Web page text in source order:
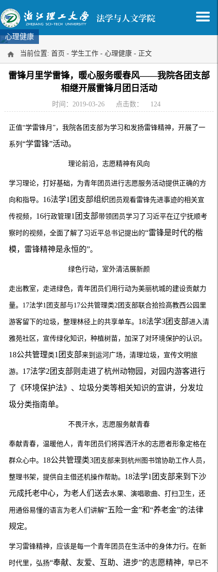
心理健康
当前位置: 首页 - 学生工作 - 心理健康 - 正文
雷锋月里学雷锋，暖心服务暖春风——我院各团支部
相继开展雷锋月团日活动
时间：2019-03-26 点击数： 124
正值“学雷锋月”，我院各团支部为学习和发扬雷锋精神， 开展了一
系列 “学雷锋”活动。
理论前沿，志愿精神有风向
学习理论，打好基础， 为青年团员进行志愿服务活动提供正确的方
向和指导。 16法学1团支部组织 团员 观看雷锋先进事迹的相关宣
传视频， 16行政管理1团支部带领 团员学习了习近平在辽宁抚顺考
察时的视频， 全面 了解了习近平总书记提出的“雷锋是时代的楷
模，雷锋精神是永恒的”。
绿色行动，室外清洁展新颜
走出教室， 走进绿色， 青年团员们用行动为美丽杭城的建设贡献力
量。 17法学1团支部与17公共管理类2团支部联合拾捡高教西公园里
游客留下的垃圾， 整理林径上的共享单车。 18法学3团支部进入清
雅苑社区，宣传绿化知识， 种植树苗， 加深了对环境保护的认识。
18公共管理类1团支部来到运河广场， 清理垃圾， 宣传文明旅
游。 17法学2团支部则走进了杭州动物园，对园内游客进行
了《环境保护法》、垃圾分类等相关知识的宣讲，分发垃
圾分类指南单。
不畏汗水，志愿服务献青春
奉献青春，温暖他人，青年团员们将挥洒汗水的志愿者形象定格在
群众心中。 18公共管理类3团支部来到杭州图书馆协助工作人员，
整理书架 ，提供自主借还机操作帮助。 18法学1团支部来到下沙
元成托老中心，为老人们送去水果、演唱歌曲、打扫卫生，还
用通俗易懂的语言为老人们讲解“五险一金”和“养老金”的法律
规定。
学习雷锋精神 ，应该是每一个青年团员在生活中的身体力行。在新
时代里， 弘扬“奉献、友爱、互助、进步”的志愿精神 ，早已不